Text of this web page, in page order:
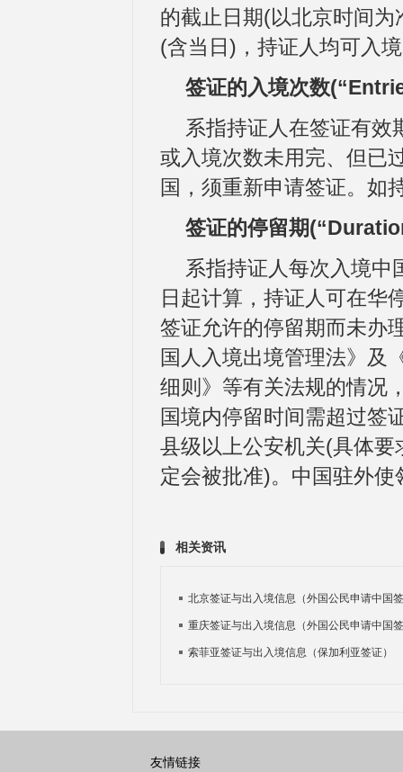
的截止日期(以北京时间
(含当日)，持证人均可入
签证的入境次数
系指持证人在签证有效
或入境次数未用完、但已
国，须重新申请签证。如
签证的停留期
系指持证人每次入境中
日起计算，持证人可在华
签证允许的停留期而未办
国人入境出境管理法》及
细则》等有关法规的情况
国境内停留时间需超过签
县级以上公安机关(具体
定会被批准)。中国驻外
相关资讯
北京签证与出入境信息（外国公民申请中国
重庆签证与出入境信息（外国公民申请中国
索菲亚签证与出入境信息（保加利亚签证）
友情链接